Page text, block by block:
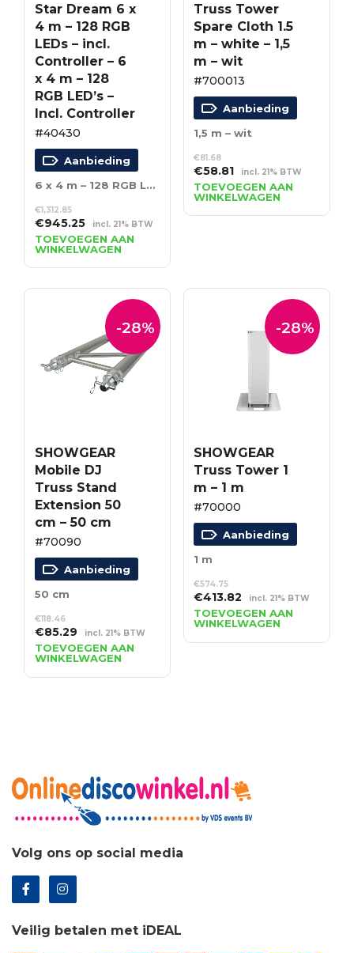
Star Dream 6 x
4 m – 128 RGB
LEDs – incl.
Controller – 6
x 4 m – 128
RGB LED’s –
Incl. Controller
#40430
Aanbieding
6 x 4 m – 128 RGB LED’s – Incl. Controller
€1,312.85
Oorspronkelijke
prijs
was:
€1,312.85.
€945.25Huidige
prijs
is:
€945.25.
incl. 21% BTW
TOEVOEGEN AAN
WINKELWAGEN
Truss Tower
Spare Cloth 1.5
m – white – 1,5
m – wit
#700013
Aanbieding
1,5 m – wit
€81.68
Oorspronkelijke
prijs
was:
€81.68.
€58.81Huidige
prijs
is:
€58.81.
incl. 21% BTW
TOEVOEGEN AAN
WINKELWAGEN
-28%
SHOWGEAR
Mobile DJ
Truss Stand
Extension 50
cm – 50 cm
#70090
Aanbieding
50 cm
€118.46
Oorspronkelijke
prijs
was:
€118.46.
€85.29Huidige
prijs
is:
€85.29.
incl. 21% BTW
TOEVOEGEN AAN
WINKELWAGEN
-28%
SHOWGEAR
Truss Tower 1
m – 1 m
#70000
Aanbieding
1 m
€574.75
Oorspronkelijke
prijs
was:
€574.75.
€413.82 Huidige
prijs
is:
€413.82.
incl. 21% BTW
TOEVOEGEN AAN
WINKELWAGEN
Volg ons op social media
Veilig betalen met iDEAL